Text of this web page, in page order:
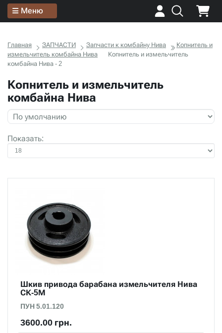
Меню
Главная ЗАПЧАСТИ Запчасти к комбайну Нива
Копнитель и
измельчитель комбайна Нива
Копнитель и измельчитель
комбайна Нива - 2
Копнитель и измельчитель
комбайна Нива
Показать:
Шкив привода барабана измельчителя Нива
СК-5М
ПУН 5.01.120
3600.00 грн.